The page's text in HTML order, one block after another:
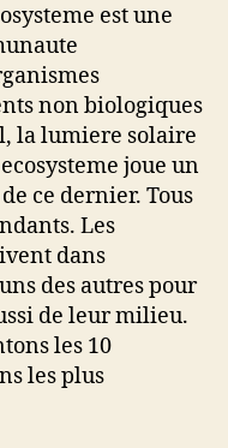
est une
non biologiques
la lumiere solaire
joue un
ce dernier. Tous
Les
dans
des autres pour
de leur milieu.
les 10
les plus